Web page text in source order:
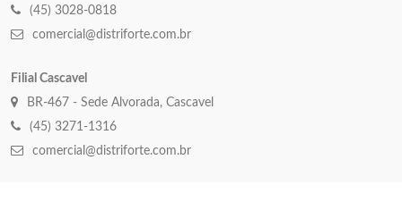
(45) 3028-0818
comercial@distriforte.com.br
Filial Cascavel
BR-467 - Sede Alvorada, Cascavel
(45) 3271-1316
comercial@distriforte.com.br